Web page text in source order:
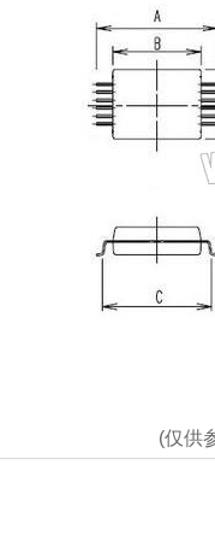
(仅供